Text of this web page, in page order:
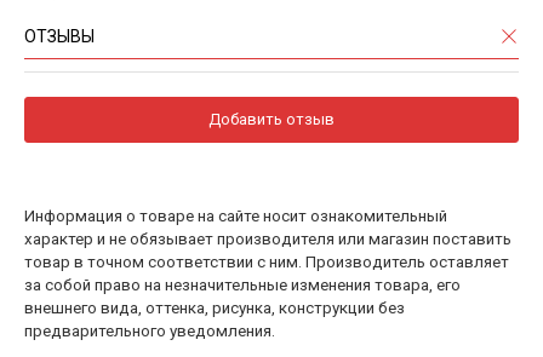
ОТЗЫВЫ
Добавить отзыв
Информация о товаре на сайте носит ознакомительный
характер и не обязывает производителя или магазин поставить
товар в точном соответствии с ним. Производитель оставляет
за собой право на незначительные изменения товара, его
внешнего вида, оттенка, рисунка, конструкции без
предварительного уведомления.